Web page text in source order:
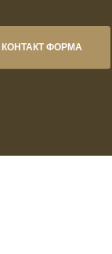
КОНТАКТ ФОРМА